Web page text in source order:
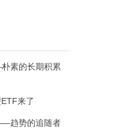
素的长期积累
来了
趋势的追随者